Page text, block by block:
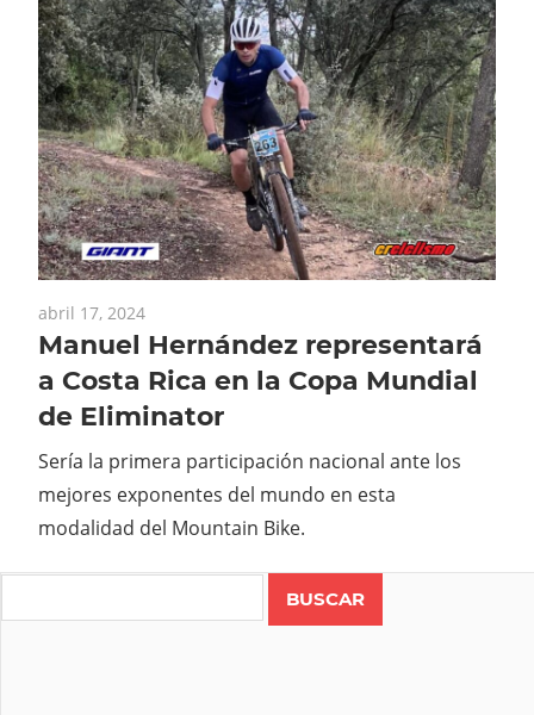
abril 17, 2024
Manuel Hernández representará
a Costa Rica en la Copa Mundial
de Eliminator
Sería la primera participación nacional ante los
mejores exponentes del mundo en esta
modalidad del Mountain Bike.